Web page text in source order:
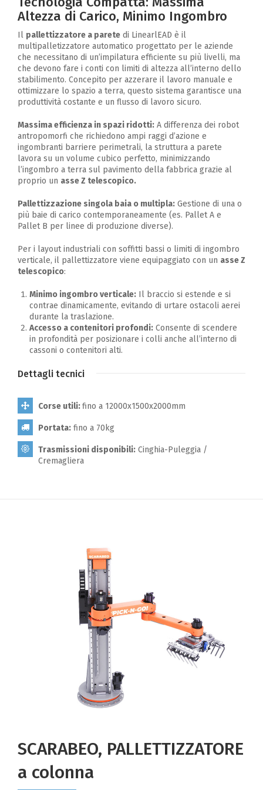
Altezza di Carico, Minimo Ingombro
Il pallettizzatore a parete di LinearlEAD è il
multipalletizzatore automatico progettato per le aziende
che necessitano di un’impilatura efficiente su più livelli, ma
che devono fare i conti con limiti di altezza all’interno dello
stabilimento. Concepito per azzerare il lavoro manuale e
ottimizzare lo spazio a terra, questo sistema garantisce una
produttività costante e un flusso di lavoro sicuro.
Massima efficienza in spazi ridotti: A differenza dei robot
antropomorfi che richiedono ampi raggi d’azione e
ingombranti barriere perimetrali, la struttura a parete
lavora su un volume cubico perfetto, minimizzando
l’ingombro a terra sul pavimento della fabbrica grazie al
proprio un asse Z telescopico.
Pallettizzazione singola baia o multipla: Gestione di una o
più baie di carico contemporaneamente (es. Pallet A e
Pallet B per linee di produzione diverse).
Per i layout industriali con soffitti bassi o limiti di ingombro
verticale, il pallettizzatore viene equipaggiato con un asse Z
telescopico:
Minimo ingombro verticale: Il braccio si estende e si
contrae dinamicamente, evitando di urtare ostacoli aerei
durante la traslazione.
Accesso a contenitori profondi: Consente di scendere
in profondità per posizionare i colli anche all’interno di
cassoni o contenitori alti.
Dettagli tecnici
Corse utili:fino a 12000x1500x2000mm
Portata: fino a 70kg
Trasmissioni disponibili: Cinghia-Puleggia /
Cremagliera
SCARABEO, PALLETTIZZATORE
a colonna